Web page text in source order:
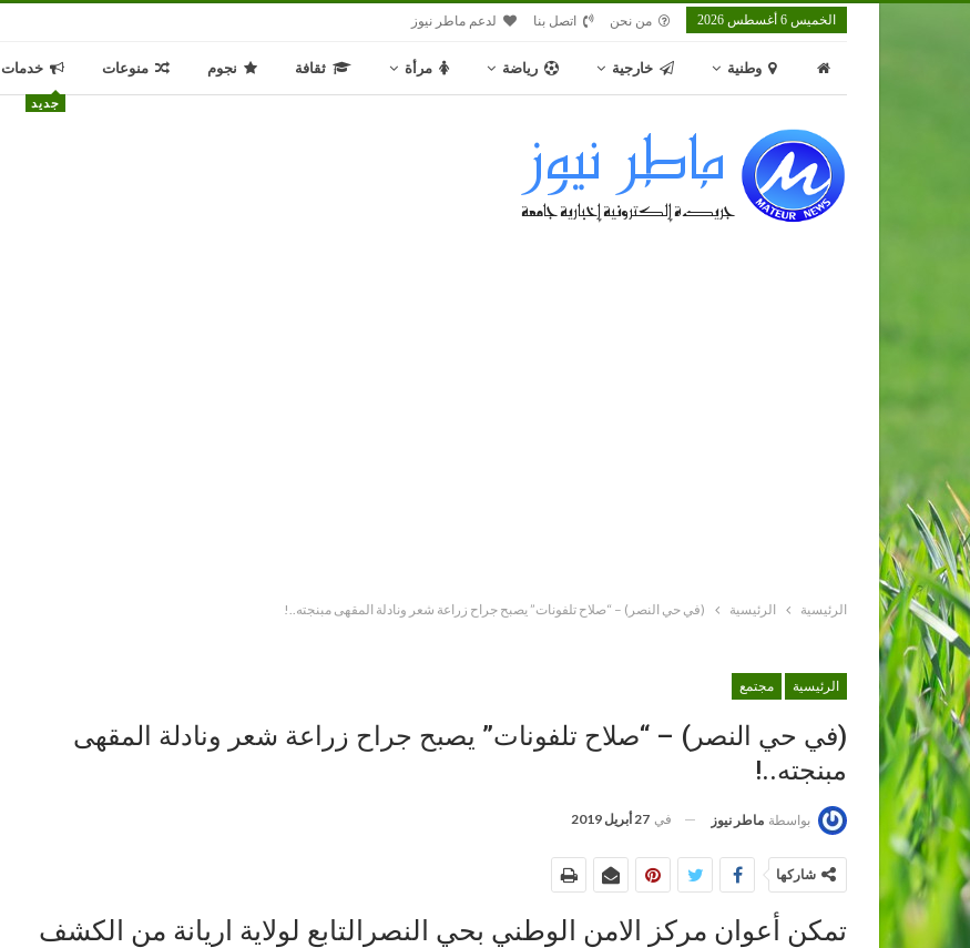
الخميس 6 أغسطس 2026 من نحن اتصل بنا لدعم ماطر نيوز
وطنية خارجية رياضة مرأة ثقافة نجوم منوعات خدمات
جديد
الرئيسية الرئيسية (في حي النصر) – “صلاح تلفونات” يصبح جراح زراعة شعر ونادلة المقهى مبنجته..!
الرئيسية مجتمع
(في حي النصر) – “صلاح تلفونات” يصبح جراح زراعة شعر ونادلة المقهى
مبنجته..!
بواسطة ماطر نيوز في 27 أبريل 2019
شاركها
تمكن أعوان مركز الامن الوطني بحي النصرالتابع لولاية اريانة من الكشف